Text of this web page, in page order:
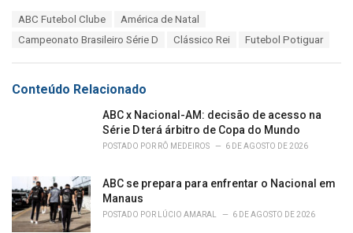
i
ABC Futebol Clube
América de Natal
Campeonato Brasileiro Série D
Clássico Rei Futebol Potiguar
Conteúdo Relacionado
ABC x Nacional-AM: decisão de acesso na
Série D terá árbitro de Copa do Mundo
POSTADO POR RÔ MEDEIROS 6 DE AGOSTO DE 2026
ABC se prepara para enfrentar o Nacional em
Manaus
POSTADO POR LÚCIO AMARAL 6 DE AGOSTO DE 2026